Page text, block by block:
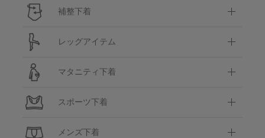
補整下着
レッグアイテム
マタニティ下着
スポーツ下着
メンズ下着